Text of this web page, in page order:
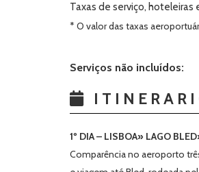
Taxas de serviço, hoteleiras
* O valor das taxas
Serviços não incluídos:
1º DIA – LISBOA» LAGO
Comparência no aeroporto